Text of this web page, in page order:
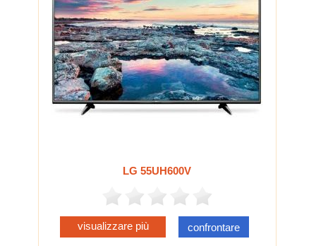
LG 55UH600V
visualizzare più confrontare